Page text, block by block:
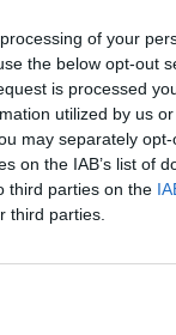
of your
the below opt-out
is processed
utilized by us
may separately
on the IAB’s list of
third parties on the
third parties.
del
di
fino a
la
se